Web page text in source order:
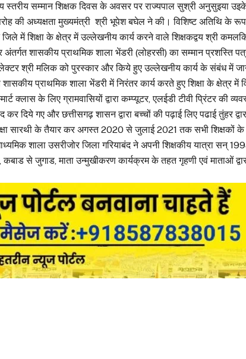
स्तरीय सम्मान शिक्षक दिवस के अवसर पर राज्यपाल सुश्री अनुसुइया
की अध्यक्षता मुख्यमंत्री श्री भूपेश बघेल ने की। विशिष्ट अतिथि के
जिले में शिक्षा के क्षेत्र में उल्लेखनीय कार्य करने वाले शिक्षकद्वय श्री
अंतर्गत शासकीय प्राथमिक शाला भेंडरी (लोहरसी) का सम्मान
श्री मलिक को पुरस्कार और किये हुए उल्लेखनीय कार्य के संबंध में
प्राथमिक शाला भेंडरी में निरंतर कार्य करते हुए शिक्षा के
क्लास के लिए ग्रामवासियों द्वारा कम्प्यूटर, एलईडी टीवी प्रिंटर की
दिये गए और छत्तीसगढ़ शासन द्वारा बच्चों की पढ़ाई लिए पढाई तुंहर
के तैयार कर अगस्त 2020 से जुलाई 2021 तक सभी शिक्षकों के
शाला उसरीजोर जिला गरियाबंद ने अपनी शिक्षकीय यात्रा सन्
कबाड से जुगाड, माता उन्मुखीकरण कार्यक्रम के तहत गृहणी एवं माताओं